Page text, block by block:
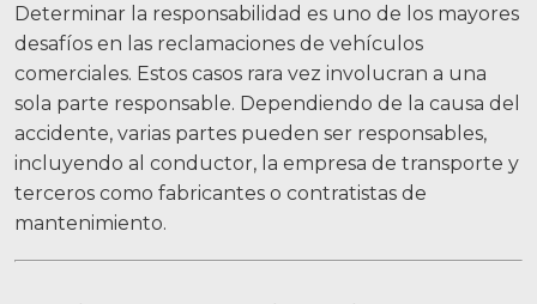
Determinar la responsabilidad es uno de los mayores
desafíos en las reclamaciones de vehículos
comerciales. Estos casos rara vez involucran a una
sola parte responsable. Dependiendo de la causa del
accidente, varias partes pueden ser responsables,
incluyendo al conductor, la empresa de transporte y
terceros como fabricantes o contratistas de
mantenimiento.